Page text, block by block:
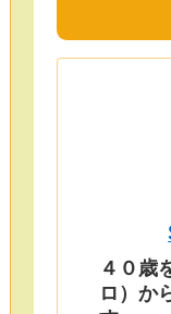
４０歳
ロ）か